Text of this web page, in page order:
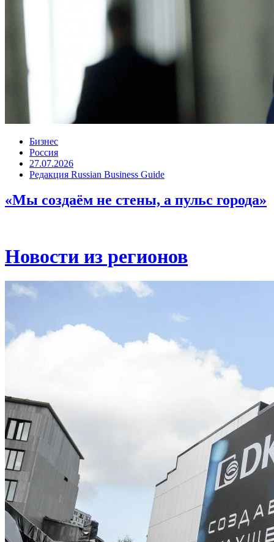
Бизнес
Россия
27.07.2026
Редакция Russian Business Guide
«Мы создаём не стены, а пульс города»
Новости из регионов